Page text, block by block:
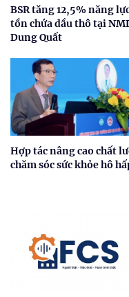
BSR tăng 12,5% năng
tồn chứa dầu thô tại
Dung Quất
Hợp tác nâng cao chất
chăm sóc sức khỏe hô